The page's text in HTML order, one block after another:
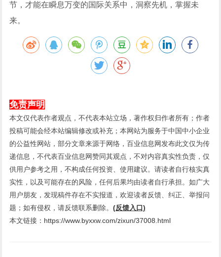
节，才能在瞬息万变的国际关系中，洞察先机，掌握未
来。
免责声明
本文仅代表作者观点，不代表本站立场，著作权归作者所有；作者
投稿可能会经本站编辑修改或补充；本网站为服务于中国中小企业
的公益性网站，部分文章来源于网络，百业信息网发布此文仅为传
递信息，不代表百业信息网赞同其观点，不对内容真实性负责，仅
供用户参考之用，不构成任何投资、使用建议。请读者自行核实真
实性，以及可能存在的风险，任何后果均由读者自行承担。如广大
用户朋友，发现稿件存在不实报道，欢迎读者反馈、纠正、举报问
题；如有侵权，请反馈联系删除。(反馈入口)
本文链接： https://www.byxxw.com/zixun/37008.html